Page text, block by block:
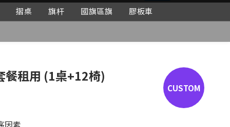
摺桌 旗杆 國旗區旗 膠板車
租用 (1桌+12椅)
因素